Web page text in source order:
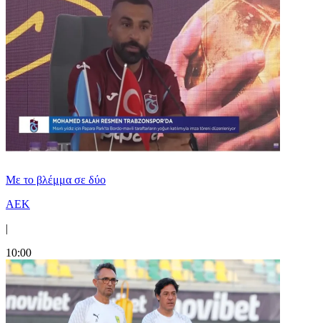
Με το βλέμμα σε δύο
ΑΕΚ
|
10:00